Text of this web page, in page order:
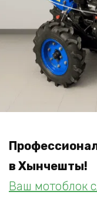
в Хынчешты!
Ваш мотоблок